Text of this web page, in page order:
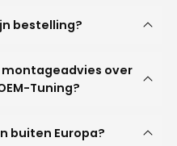
bestelling?
over
Tuning?
buiten Europa?